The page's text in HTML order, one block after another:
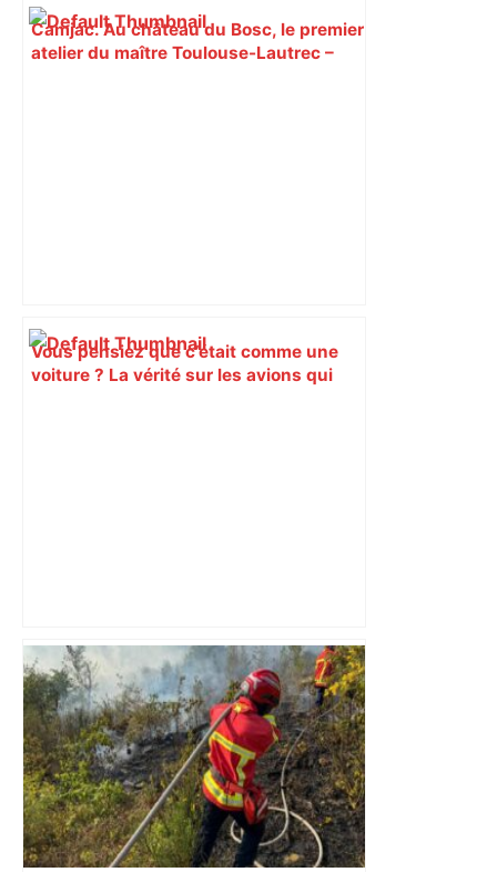
Camjac. Au château du Bosc, le premier
atelier du maître Toulouse-Lautrec –
Vous pensiez que c’était comme une
voiture ? La vérité sur les avions qui
Les arbitres de la finale 2024 et 2025
seront au sifflet des demi-finales –
Rugbyrama